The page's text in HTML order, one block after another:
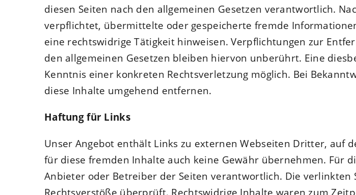
diesen Seiten nach den allgemeinen Gesetzen verantwortlich.
verpflichtet, übermittelte oder gespeicherte fremde
eine rechtswidrige Tätigkeit hinweisen. Verpflichtungen zur
den allgemeinen Gesetzen bleiben hiervon unberührt. Eine
Kenntnis einer konkreten Rechtsverletzung möglich. Bei
diese Inhalte umgehend entfernen.
Haftung für Links
Unser Angebot enthält Links zu externen Webseiten Dritter, auf
für diese fremden Inhalte auch keine Gewähr übernehmen. Für
Anbieter oder Betreiber der Seiten verantwortlich. Die